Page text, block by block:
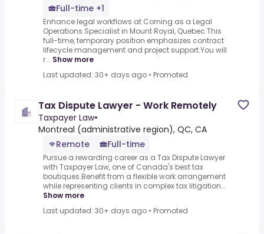
Full-time +1
Enhance legal workflows at Corning as a Legal
Operations Specialist in Mount Royal, Quebec.This
full-time, temporary position emphasizes contract
lifecycle management and project support.You will
r... Show more
Last updated: 30+ days ago • Promoted
Tax Dispute Lawyer - Work Remotely
Taxpayer Law•
Montreal (administrative region), QC, CA
Remote
Full-time
Pursue a rewarding career as a Tax Dispute Lawyer
with Taxpayer Law, one of Canada's best tax
boutiques.Benefit from a flexible work arrangement
while representing clients in complex tax litigation...
Show more
Last updated: 30+ days ago • Promoted